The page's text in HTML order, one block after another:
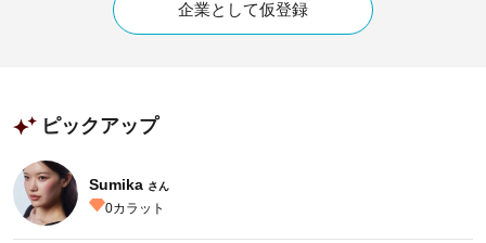
企業として仮登録
ピックアップ
Sumika さん
0カラット